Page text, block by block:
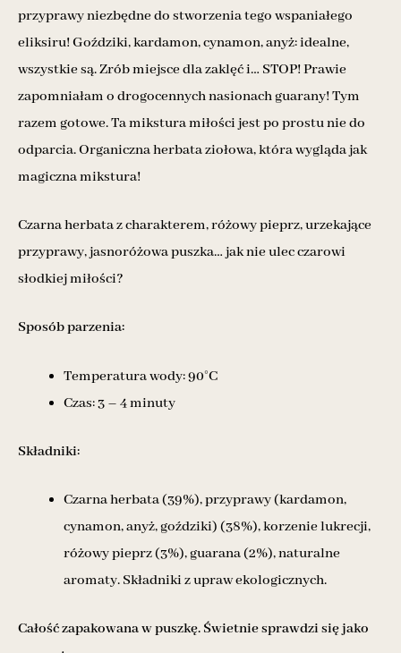
przyprawy niezbędne do stworzenia tego wspaniałego
eliksiru! Goździki, kardamon, cynamon, anyż: idealne,
wszystkie są. Zrób miejsce dla zaklęć i… STOP! Prawie
zapomniałam o drogocennych nasionach guarany! Tym
razem gotowe. Ta mikstura miłości jest po prostu nie do
odparcia. Organiczna herbata ziołowa, która wygląda jak
magiczna mikstura!
Czarna herbata z charakterem, różowy pieprz, urzekające
przyprawy, jasnoróżowa puszka… jak nie ulec czarowi
słodkiej miłości?
Sposób parzenia:
Temperatura wody: 90°C
Czas: 3 – 4 minuty
Składniki:
Czarna herbata (39%), przyprawy (kardamon,
cynamon, anyż, goździki) (38%), korzenie lukrecji,
różowy pieprz (3%), guarana (2%), naturalne
aromaty. Składniki z upraw ekologicznych.
Całość zapakowana w puszkę. Świetnie sprawdzi się jako